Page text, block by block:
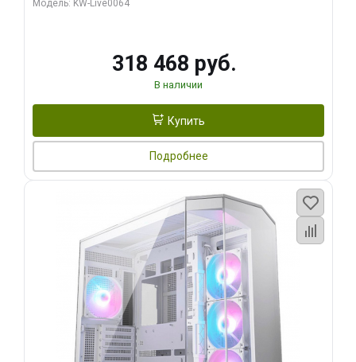
Модель: KW-Live0064
318 468 руб.
В наличии
Купить
Подробнее